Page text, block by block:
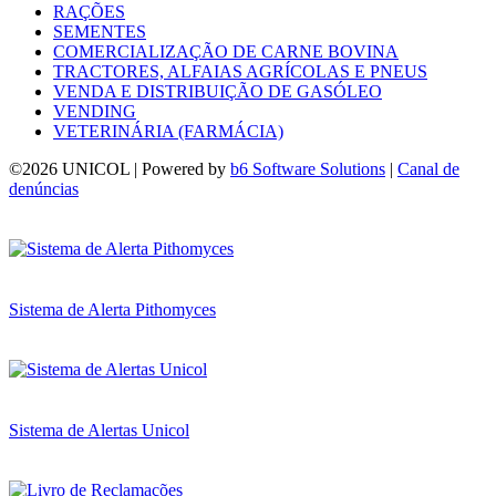
RAÇÕES
SEMENTES
COMERCIALIZAÇÃO DE CARNE BOVINA
TRACTORES, ALFAIAS AGRÍCOLAS E PNEUS
VENDA E DISTRIBUIÇÃO DE GASÓLEO
VENDING
VETERINÁRIA (FARMÁCIA)
©2026 UNICOL | Powered by b6 Software Solutions | Canal de
denúncias
Sistema de Alerta Pithomyces
Sistema de Alertas Unicol